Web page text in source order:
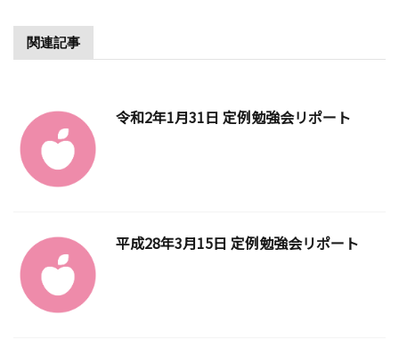
関連記事
令和2年1月31日 定例勉強会リポート
平成28年3月15日 定例勉強会リポート